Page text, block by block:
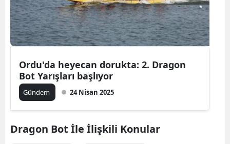
Ordu'da heyecan dorukta: 2. Dragon
Bot Yarışları başlıyor
Gündem 24 Nisan 2025
Dragon Bot İle İlişkili Konular